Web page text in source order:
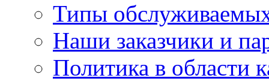
Типы
Наши заказчики и
Политика в области